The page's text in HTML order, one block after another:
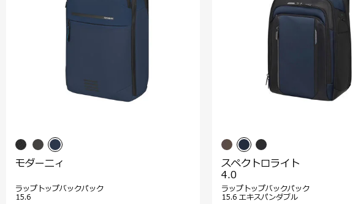
モダーニィ
ラップトップバックパック
15.6
スペクトロライト
4.0
ラップトップバックパック
15.6 エキスパンダブル